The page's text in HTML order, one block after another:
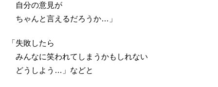
自分の意見が
ちゃんと言えるだろうか…」
「失敗したら
みんなに笑われてしまうかもしれない
どうしよう…」などと